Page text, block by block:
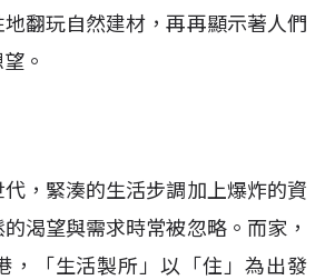
翻玩自然建材，再再顯示著人們
。
，緊湊的生活步調加上爆炸的資
渴望與需求時常被忽略。而家，
，「生活製所」以「住」為出發